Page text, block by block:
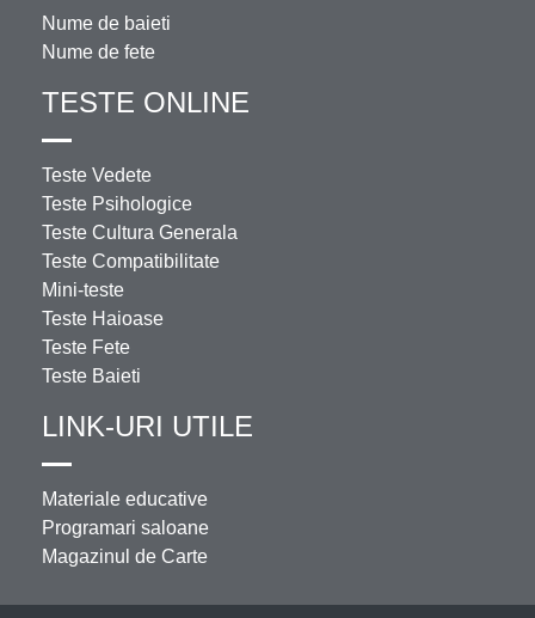
Nume de baieti
Nume de fete
TESTE ONLINE
Teste Vedete
Teste Psihologice
Teste Cultura Generala
Teste Compatibilitate
Mini-teste
Teste Haioase
Teste Fete
Teste Baieti
LINK-URI UTILE
Materiale educative
Programari saloane
Magazinul de Carte